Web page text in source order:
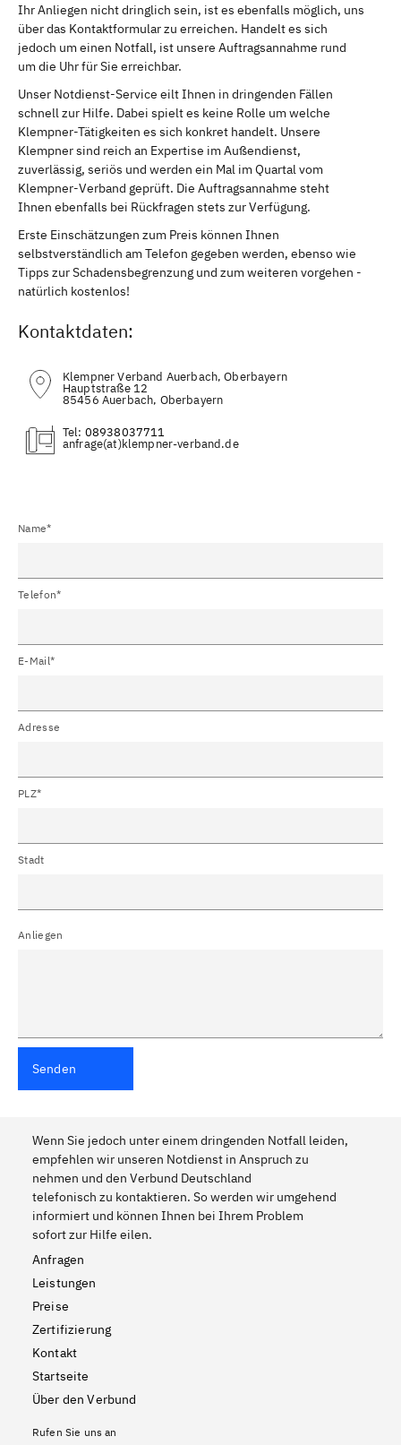
Ihr Anliegen nicht dringlich sein, ist es ebenfalls möglich, uns
über das Kontaktformular zu erreichen. Handelt es sich
jedoch um einen Notfall, ist unsere Auftragsannahme rund
um die Uhr für Sie erreichbar.
Unser Notdienst-Service eilt Ihnen in dringenden Fällen
schnell zur Hilfe. Dabei spielt es keine Rolle um welche
Klempner-Tätigkeiten es sich konkret handelt. Unsere
Klempner sind reich an Expertise im Außendienst,
zuverlässig, seriös und werden ein Mal im Quartal vom
Klempner-Verband geprüft. Die Auftragsannahme steht
Ihnen ebenfalls bei Rückfragen stets zur Verfügung.
Erste Einschätzungen zum Preis können Ihnen
selbstverständlich am Telefon gegeben werden, ebenso wie
Tipps zur Schadensbegrenzung und zum weiteren vorgehen -
natürlich kostenlos!
Kontaktdaten:
Klempner Verband Auerbach, Oberbayern
Hauptstraße 12
85456 Auerbach, Oberbayern
Tel: 08938037711
(at)
Name*
Telefon*
E-Mail*
Adresse
PLZ*
Stadt
Anliegen
Senden
Wenn Sie jedoch unter einem dringenden Notfall leiden,
empfehlen wir unseren Notdienst in Anspruch zu
nehmen und den Verbund Deutschland
telefonisch zu kontaktieren. So werden wir umgehend
informiert und können Ihnen bei Ihrem Problem
sofort zur Hilfe eilen.
Anfragen
Leistungen
Preise
Zertifizierung
Kontakt
Startseite
Über den Verbund
Rufen Sie uns an